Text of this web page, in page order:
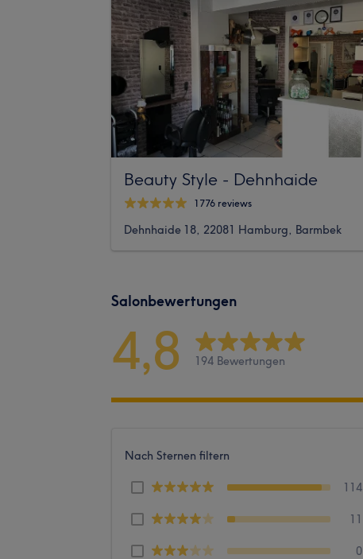
Beauty Style - Dehnhaide
1776 reviews
Dehnhaide 18, 22081 Hamburg, Barmbek
Salonbewertungen
4,8 194 Bewertungen
Nach Sternen filtern
114
11
0